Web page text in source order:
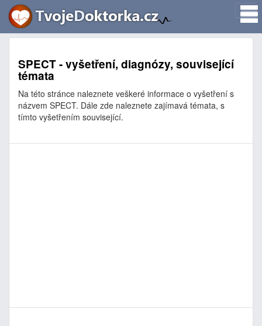
SPECT - vyšetření, diagnózy, související
témata
Na této stránce naleznete veškeré informace o vyšetření s
názvem SPECT. Dále zde naleznete zajímavá témata, s
tímto vyšetřením související.